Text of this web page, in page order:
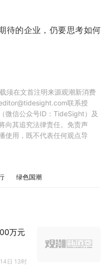
待的企业，仍要思考如何
须在文首注明来源观潮新消费
联系授
微信公众号ID：TideSight）及
向其追究法律责任。免责声
使用，既不代表任何观点导
绿色国潮
万元
日 13时